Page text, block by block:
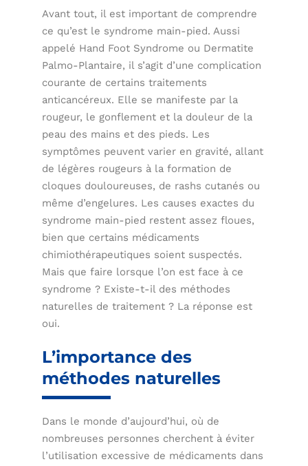
Avant tout, il est important de comprendre
ce qu’est le syndrome main-pied. Aussi
appelé Hand Foot Syndrome ou Dermatite
Palmo-Plantaire, il s’agit d’une complication
courante de certains traitements
anticancéreux. Elle se manifeste par la
rougeur, le gonflement et la douleur de la
peau des mains et des pieds. Les
symptômes peuvent varier en gravité, allant
de légères rougeurs à la formation de
cloques douloureuses, de rashs cutanés ou
même d’engelures. Les causes exactes du
syndrome main-pied restent assez floues,
bien que certains médicaments
chimiothérapeutiques soient suspectés.
Mais que faire lorsque l’on est face à ce
syndrome ? Existe-t-il des méthodes
naturelles de traitement ? La réponse est
oui.
L’importance des
méthodes naturelles
Dans le monde d’aujourd’hui, où de
nombreuses personnes cherchent à éviter
l’utilisation excessive de médicaments dans